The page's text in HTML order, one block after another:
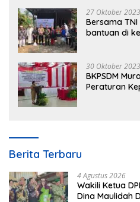
27 Oktober 2023
Bersama TNI
bantuan di
30 Oktober 2023
BKPSDM
Peraturan
Berita Terbaru
4 Agustus 2026
Wakili Ketua
Dina Maulidah